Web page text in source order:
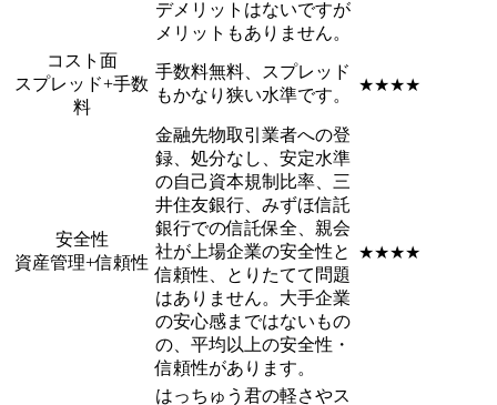
デメリットはないですが
メリットもありません。
コスト面
スプレッド+手数
料
手数料無料、スプレッド
もかなり狭い水準です。
★★★★
安全性
資産管理+信頼性
金融先物取引業者への登
録、処分なし、安定水準
の自己資本規制比率、三
井住友銀行、みずほ信託
銀行での信託保全、親会
社が上場企業の安全性と
信頼性、とりたてて問題
はありません。大手企業
の安心感まではないもの
の、平均以上の安全性・
信頼性があります。
★★★★
はっちゅう君の軽さやス